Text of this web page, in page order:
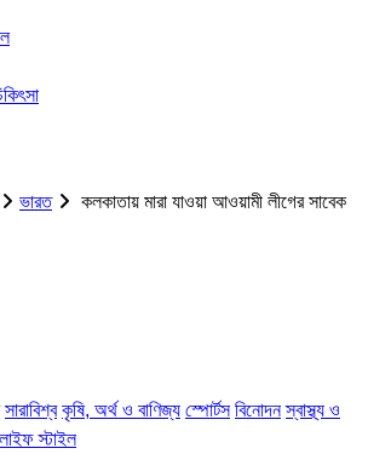
ভারত
কলকাতায় মারা যাওয়া আওয়ামী লীগের সাবেক
সারাবিশ্ব কৃষি, অর্থ ও বাণিজ্য স্পোর্টস বিনোদন স্বাস্থ্য ও
লাইফ স্টাইল